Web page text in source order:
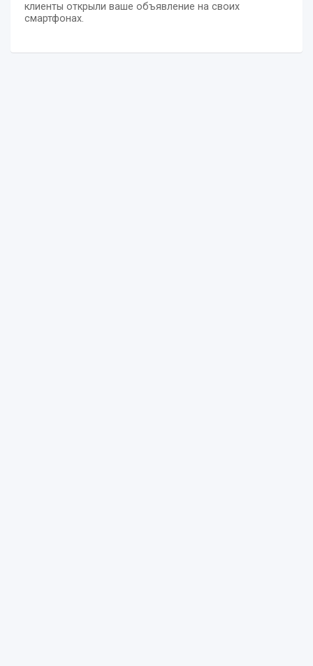
клиенты открыли ваше объявление на своих
смартфонах.